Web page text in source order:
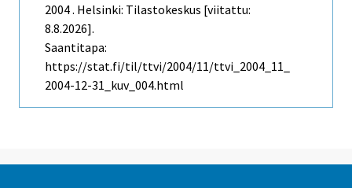
2004 . Helsinki: Tilastokeskus [viitattu:
8.8.2026].
Saantitapa:
https://stat.fi/til/ttvi/2004/11/ttvi_2004_11_
2004-12-31_kuv_004.html